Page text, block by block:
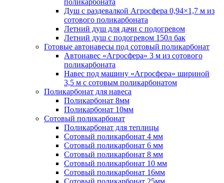
Душ с раздевалкой Агросфера 0,94×1,7 м из
сотового поликарбоната
Летний душ для дачи с подогревом
Летний душ с подогревом 150л бак
Готовые автонавесы под сотовый поликарбонат
Автонавес «Агросфера» 3 м из сотового
поликарбоната
Навес под машину «Агросфера» шириной
3,5 м с сотовым поликарбонатом
Поликарбонат для навеса
Поликарбонат 8мм
Поликарбонат 10мм
Сотовый поликарбонат
Поликарбонат для теплицы
Сотовый поликарбонат 4 мм
Сотовый поликарбонат 6 мм
Сотовый поликарбонат 8 мм
Сотовый поликарбонат 10 мм
Сотовый поликарбонат 16мм
Сотовый поликарбонат 25мм